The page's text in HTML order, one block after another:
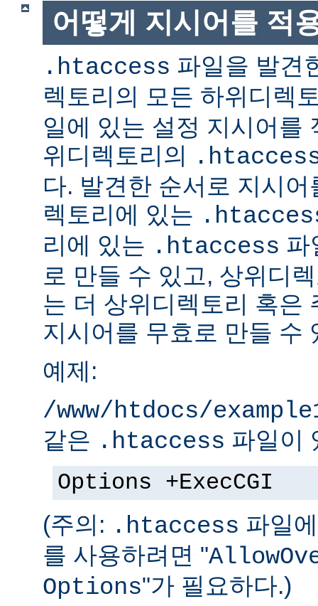
어떻게 지시어를 적
.htaccess 파일을 발견
렉토리의 모든 하위디렉
일에 있는 설정 지시어를
위디렉토리의
다. 발견한 순서로 지시
렉토리에 있는
리에 있는 .htaccess 파
로 만들 수 있고, 상위디
는 더 상위디렉토리 혹은
지시어를 무효로 만들 수
예제:
/www/htdocs/
같은 .htaccess 파일이
Options +ExecCGI
(주의: .htaccess 파일
를 사용하려면 "
Options"가 필요하다.)